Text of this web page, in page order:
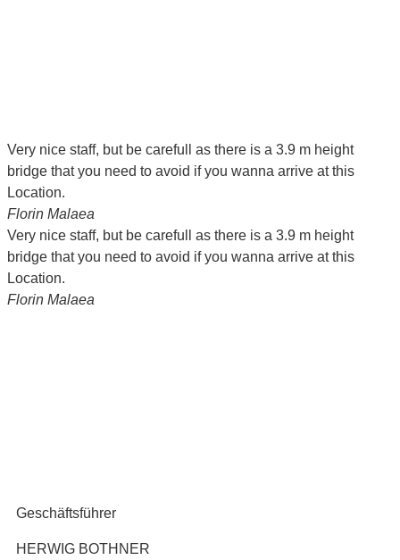
Very nice staff, but be carefull as there is a 3.9 m height
bridge that you need to avoid if you wanna arrive at this
Location.
Florin Malaea
Very nice staff, but be carefull as there is a 3.9 m height
bridge that you need to avoid if you wanna arrive at this
Location.
Florin Malaea
Geschäftsführer
HERWIG BOTHNER